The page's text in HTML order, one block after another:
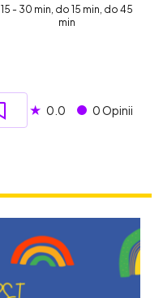
15 - 30 min, do 15 min, do 45
min
★ 0.0 0 Opinii